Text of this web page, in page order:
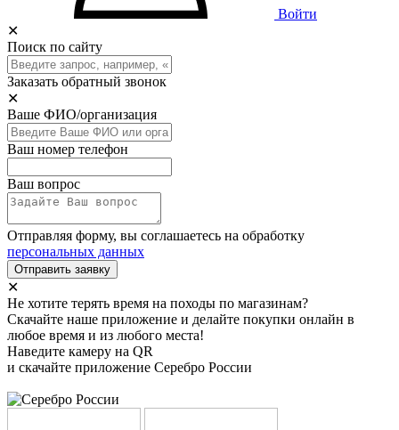
Войти
✕
Поиск по сайту
Заказать обратный звонок
✕
Ваше ФИО/организация
Ваш номер телефон
Ваш вопрос
Отправляя форму, вы соглашаетесь на обработку
персональных данных
Отправить заявку
✕
Не хотите терять время на походы по магазинам?
Скачайте наше приложение и делайте покупки онлайн в
любое время и из любого места!
Наведите камеру на QR
и скачайте приложение Серебро России